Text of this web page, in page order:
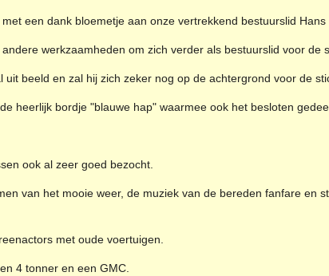
een dank bloemetje aan onze vertrekkend bestuurslid Hans
werkzaamheden om zich verder als bestuurslid voor de
beeld en zal hij zich zeker nog op de achtergrond voor de
heerlijk bordje "blauwe hap" waarmee ook het besloten
ook al zeer goed bezocht.
van het mooie weer, de muziek van de bereden fanfare en
met oude voertuigen.
4 tonner en een GMC.